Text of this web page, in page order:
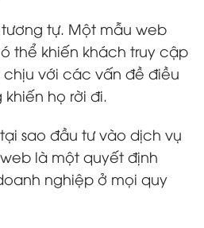
tự. Một mẫu web
thể khiến khách truy cập
chịu với các vấn đề điều
họ rời đi.
sao đầu tư vào dịch vụ
là một quyết định
nghiệp ở mọi quy